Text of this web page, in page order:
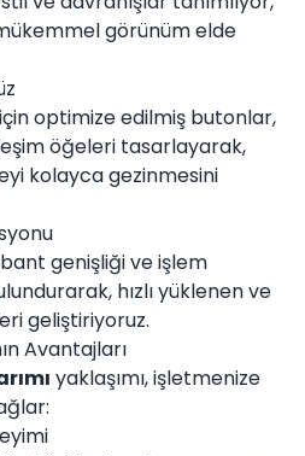
görünüm elde
optimize edilmiş butonlar,
öğeleri tasarlayarak,
kolayca gezinmesini
bant genişliği ve işlem
hızlı yüklenen ve
geliştiriyoruz.
Avantajları
yaklaşımı, işletmenize